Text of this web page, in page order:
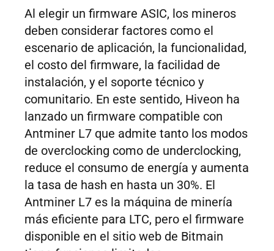
Al elegir un firmware ASIC, los mineros
deben considerar factores como el
escenario de aplicación, la funcionalidad,
el costo del firmware, la facilidad de
instalación, y el soporte técnico y
comunitario. En este sentido, Hiveon ha
lanzado un firmware compatible con
Antminer L7 que admite tanto los modos
de overclocking como de underclocking,
reduce el consumo de energía y aumenta
la tasa de hash en hasta un 30%. El
Antminer L7 es la máquina de minería
más eficiente para LTC, pero el firmware
disponible en el sitio web de Bitmain